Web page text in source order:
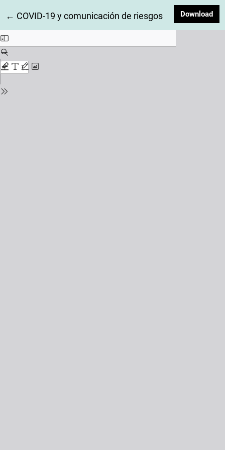
← Return to Article Details
COVID-19 y comunicación de riesgos de salud
Download